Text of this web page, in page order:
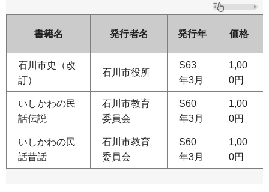
書籍名 発行者名 発行年 価格
石川市史（改
訂）
石川市役所
S63
年3月
1,00
0円
いしかわの民
話伝説
石川市教育
委員会
S60
年3月
1,00
0円
いしかわの民
話昔話
石川市教育
委員会
S60
年3月
1,00
0円